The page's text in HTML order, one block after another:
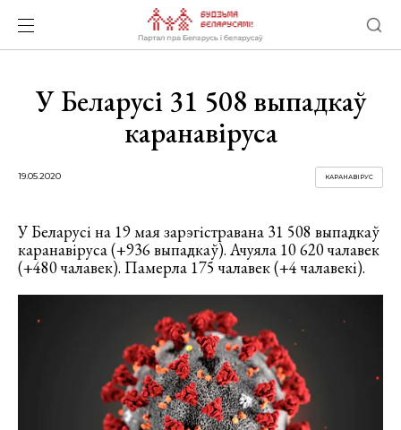
У Беларусі 31 508 выпадкаў
каранавіруса
19.05.2020 КАРАНАВІРУС
У Беларусі на 19 мая зарэгістравана 31 508 выпадкаў
каранавіруса (+936 выпадкаў). Ачуяла 10 620 чалавек
(+480 чалавек). Памерла 175 чалавек (+4 чалавекі).